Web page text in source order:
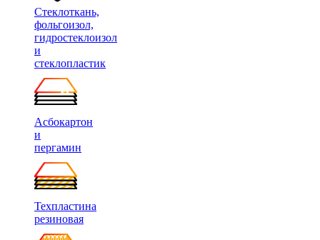
Стеклоткань,
фольгоизол,
гидростеклоизол
и
стеклопластик
Асбокартон
и
пергамин
Техпластина
резиновая